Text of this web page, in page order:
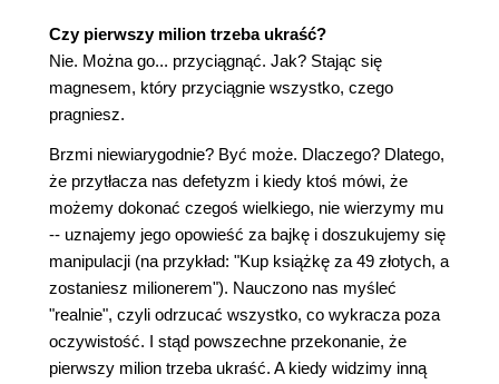
Czy pierwszy milion trzeba ukraść?
Nie. Można go... przyciągnąć. Jak? Stając się
magnesem, który przyciągnie wszystko, czego
pragniesz.
Brzmi niewiarygodnie? Być może. Dlaczego? Dlatego,
że przytłacza nas defetyzm i kiedy ktoś mówi, że
możemy dokonać czegoś wielkiego, nie wierzymy mu
-- uznajemy jego opowieść za bajkę i doszukujemy się
manipulacji (na przykład: "Kup książkę za 49 złotych, a
zostaniesz milionerem"). Nauczono nas myśleć
"realnie", czyli odrzucać wszystko, co wykracza poza
oczywistość. I stąd powszechne przekonanie, że
pierwszy milion trzeba ukraść. A kiedy widzimy inną